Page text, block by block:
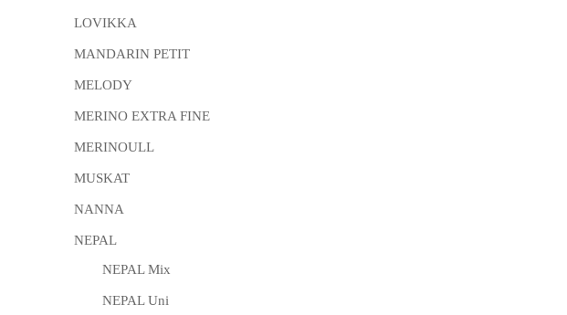
LOVIKKA
MANDARIN PETIT
MELODY
MERINO EXTRA FINE
MERINOULL
MUSKAT
NANNA
NEPAL
NEPAL Mix
NEPAL Uni